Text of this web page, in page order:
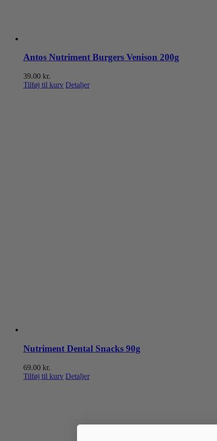
Antos Nutriment Burgers Venison 200g
39.00 kr.
Tilføj til kurv Detaljer
Nutriment Dental Snacks 90g
69.00 kr.
Tilføj til kurv Detaljer